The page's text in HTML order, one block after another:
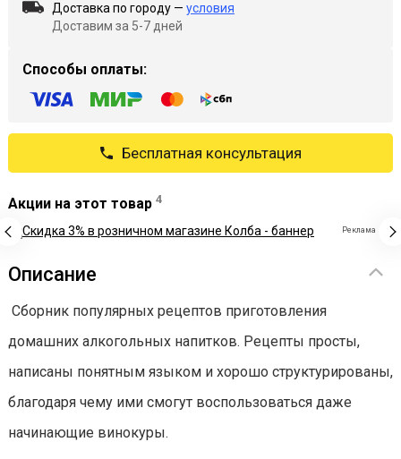
Доставка по городу — условия
Доставим за 5-7 дней
Способы оплаты:
Бесплатная консультация
Акции на этот товар 4
Реклама
Описание
Сборник популярных рецептов приготовления
домашних алкогольных напитков. Рецепты просты,
написаны понятным языком и хорошо структурированы,
благодаря чему ими смогут воспользоваться даже
начинающие винокуры.